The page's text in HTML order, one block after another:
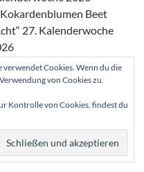
verwendet Cookies. Wenn du die
von Cookies zu.
Kontrolle von Cookies, findest du